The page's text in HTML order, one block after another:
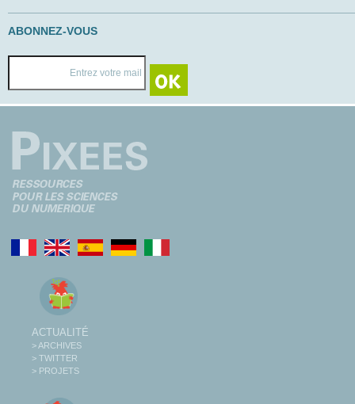
ABONNEZ-VOUS
ACTUALITÉ
> ARCHIVES
> TWITTER
> PROJETS